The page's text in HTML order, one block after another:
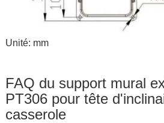
Unité: mm
FAQ du support mural
PT306 pour tête
casserole